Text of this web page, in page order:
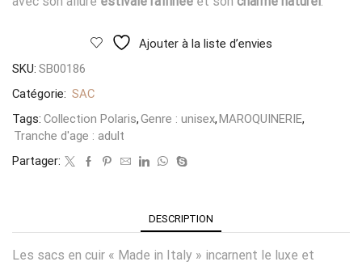
Ajouter à la liste d’envies
SKU: SB00186
Catégorie: SAC
Tags: Collection Polaris,Genre : unisex,MAROQUINERIE,
Tranche d'age : adult
Partager:
DESCRIPTION
Les sacs en cuir « Made in Italy » incarnent le luxe et